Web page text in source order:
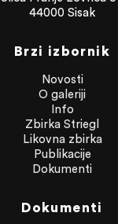
44000 Sisak
Brzi izbornik
Novosti
O galeriji
Info
Zbirka Striegl
Likovna zbirka
Publikacije
Dokumenti
Dokumenti